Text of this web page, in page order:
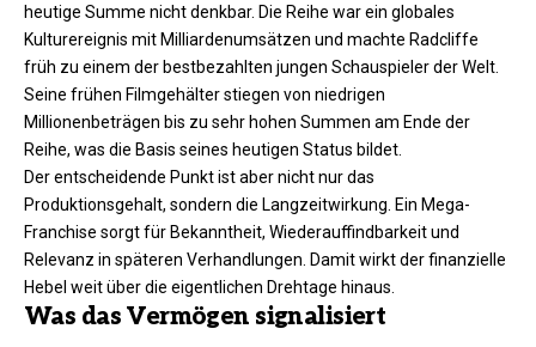
heutige Summe nicht denkbar. Die Reihe war ein globales
Kulturereignis mit Milliardenumsätzen und machte Radcliffe
früh zu einem der bestbezahlten jungen Schauspieler der Welt.
Seine frühen Filmgehälter stiegen von niedrigen
Millionenbeträgen bis zu sehr hohen Summen am Ende der
Reihe, was die Basis seines heutigen Status bildet.
Der entscheidende Punkt ist aber nicht nur das
Produktionsgehalt, sondern die Langzeitwirkung. Ein Mega-
Franchise sorgt für Bekanntheit, Wiederauffindbarkeit und
Relevanz in späteren Verhandlungen. Damit wirkt der finanzielle
Hebel weit über die eigentlichen Drehtage hinaus.
Was das Vermögen signalisiert